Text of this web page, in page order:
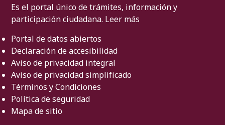
Es el portal único de trámites, información y
participación ciudadana. Leer más
Portal de datos abiertos
Declaración de accesibilidad
Aviso de privacidad integral
Aviso de privacidad simplificado
Términos y Condiciones
Política de seguridad
Mapa de sitio